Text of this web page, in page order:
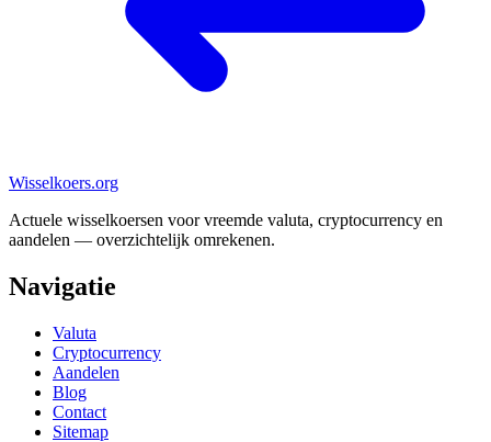
Wisselkoers.org
Actuele wisselkoersen voor vreemde valuta, cryptocurrency en
aandelen — overzichtelijk omrekenen.
Navigatie
Valuta
Cryptocurrency
Aandelen
Blog
Contact
Sitemap